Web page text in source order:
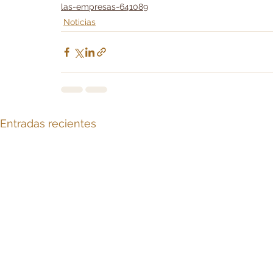
las-empresas-641089
Noticias
Entradas recientes